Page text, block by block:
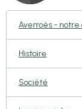
Averroès - notre
Histoire
Société